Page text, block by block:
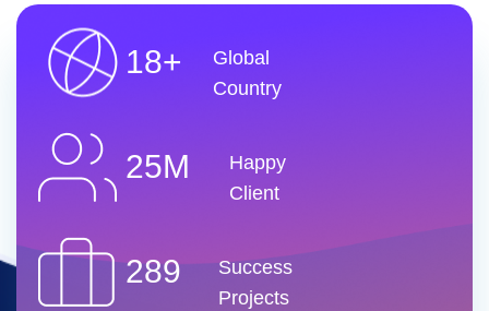
18+
Global
Country
25M
Happy
Client
289
Success
Projects